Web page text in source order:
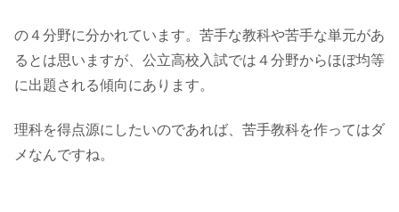
の４分野に分かれています。苦手な教科や苦手な単元があ
るとは思いますが、公立高校入試では４分野からほぼ均等
に出題される傾向にあります。
理科を得点源にしたいのであれば、苦手教科を作ってはダ
メなんですね。